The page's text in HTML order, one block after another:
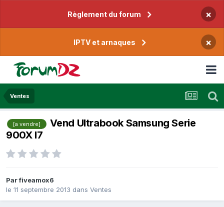
Règlement du forum ×
IPTV et arnaques ×
Ventes
[a vendre]
Vend Ultrabook Samsung Serie
900X I7
Parfiveamox6
le 11 septembre 2013 dans Ventes